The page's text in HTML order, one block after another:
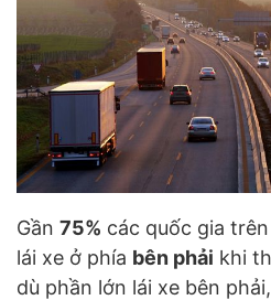
Gần 75% các quốc gia
lái xe ở phía bên phải khi
dù phần lớn lái xe bên